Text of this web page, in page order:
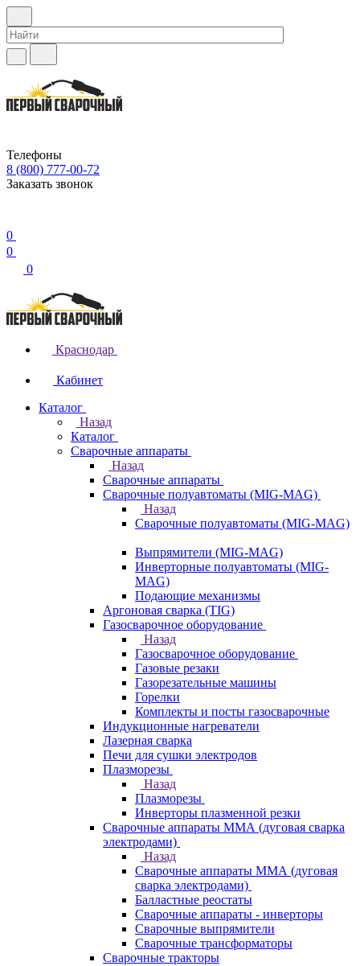
Телефоны
8 (800) 777-00-72
Заказать звонок
0
0
0
Краснодар
Кабинет
Каталог
Назад
Каталог
Сварочные аппараты
Назад
Сварочные аппараты
Сварочные полуавтоматы (MIG-MAG)
Назад
Сварочные полуавтоматы (MIG-MAG)
Выпрямители (MIG-MAG)
Инверторные полуавтоматы (MIG-
MAG)
Подающие механизмы
Аргоновая сварка (TIG)
Газосварочное оборудование
Назад
Газосварочное оборудование
Газовые резаки
Газорезательные машины
Горелки
Комплекты и посты газосварочные
Индукционные нагреватели
Лазерная сварка
Печи для сушки электродов
Плазморезы
Назад
Плазморезы
Инверторы плазменной резки
Сварочные аппараты ММА (дуговая сварка
электродами)
Назад
Сварочные аппараты ММА (дуговая
сварка электродами)
Балластные реостаты
Сварочные аппараты - инверторы
Сварочные выпрямители
Сварочные трансформаторы
Сварочные тракторы